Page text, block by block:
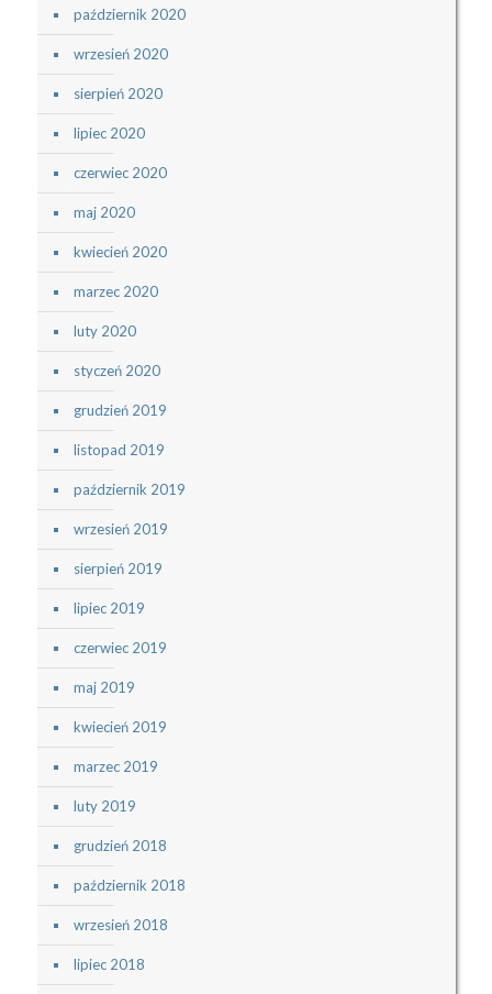
październik 2020
wrzesień 2020
sierpień 2020
lipiec 2020
czerwiec 2020
maj 2020
kwiecień 2020
marzec 2020
luty 2020
styczeń 2020
grudzień 2019
listopad 2019
październik 2019
wrzesień 2019
sierpień 2019
lipiec 2019
czerwiec 2019
maj 2019
kwiecień 2019
marzec 2019
luty 2019
grudzień 2018
październik 2018
wrzesień 2018
lipiec 2018